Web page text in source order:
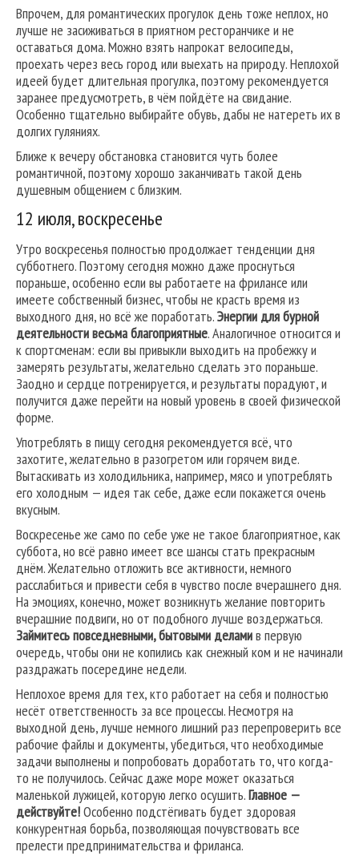
Впрочем, для романтических прогулок день тоже неплох, но
лучше не засиживаться в приятном ресторанчике и не
оставаться дома. Можно взять напрокат велосипеды,
проехать через весь город или выехать на природу. Неплохой
идеей будет длительная прогулка, поэтому рекомендуется
заранее предусмотреть, в чём пойдёте на свидание.
Особенно тщательно выбирайте обувь, дабы не натереть их в
долгих гуляниях.
Ближе к вечеру обстановка становится чуть более
романтичной, поэтому хорошо заканчивать такой день
душевным общением с близким.
12 июля, воскресенье
Утро воскресенья полностью продолжает тенденции дня
субботнего. Поэтому сегодня можно даже проснуться
пораньше, особенно если вы работаете на фрилансе или
имеете собственный бизнес, чтобы не красть время из
выходного дня, но всё же поработать.Энергии для бурной
деятельности весьма благоприятные. Аналогичное относится и
к спортсменам: если вы привыкли выходить на пробежку и
замерять результаты, желательно сделать это пораньше.
Заодно и сердце потренируется, и результаты порадуют, и
получится даже перейти на новый уровень в своей физической
форме.
Употреблять в пищу сегодня рекомендуется всё, что
захотите, желательно в разогретом или горячем виде.
Вытаскивать из холодильника, например, мясо и употреблять
его холодным — идея так себе, даже если покажется очень
вкусным.
Воскресенье же само по себе уже не такое благоприятное, как
суббота, но всё равно имеет все шансы стать прекрасным
днём. Желательно отложить все активности, немного
расслабиться и привести себя в чувство после вчерашнего дня.
На эмоциях, конечно, может возникнуть желание повторить
вчерашние подвиги, но от подобного лучше воздержаться.
Займитесь повседневными, бытовыми деламив первую
очередь, чтобы они не копились как снежный ком и не начинали
раздражать посередине недели.
Неплохое время для тех, кто работает на себя и полностью
несёт ответственность за все процессы. Несмотря на
выходной день, лучше немного лишний раз перепроверить все
рабочие файлы и документы, убедиться, что необходимые
задачи выполнены и попробовать доработать то, что когда-
то не получилось. Сейчас даже море может оказаться
маленькой лужицей, которую легко осушить.Главное —
действуйте!Особенно подстёгивать будет здоровая
конкурентная борьба, позволяющая почувствовать все
прелести предпринимательства и фриланса.